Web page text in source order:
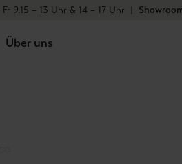
Fr 9.15 – 13 Uhr & 14 – 17 Uhr |
Über uns